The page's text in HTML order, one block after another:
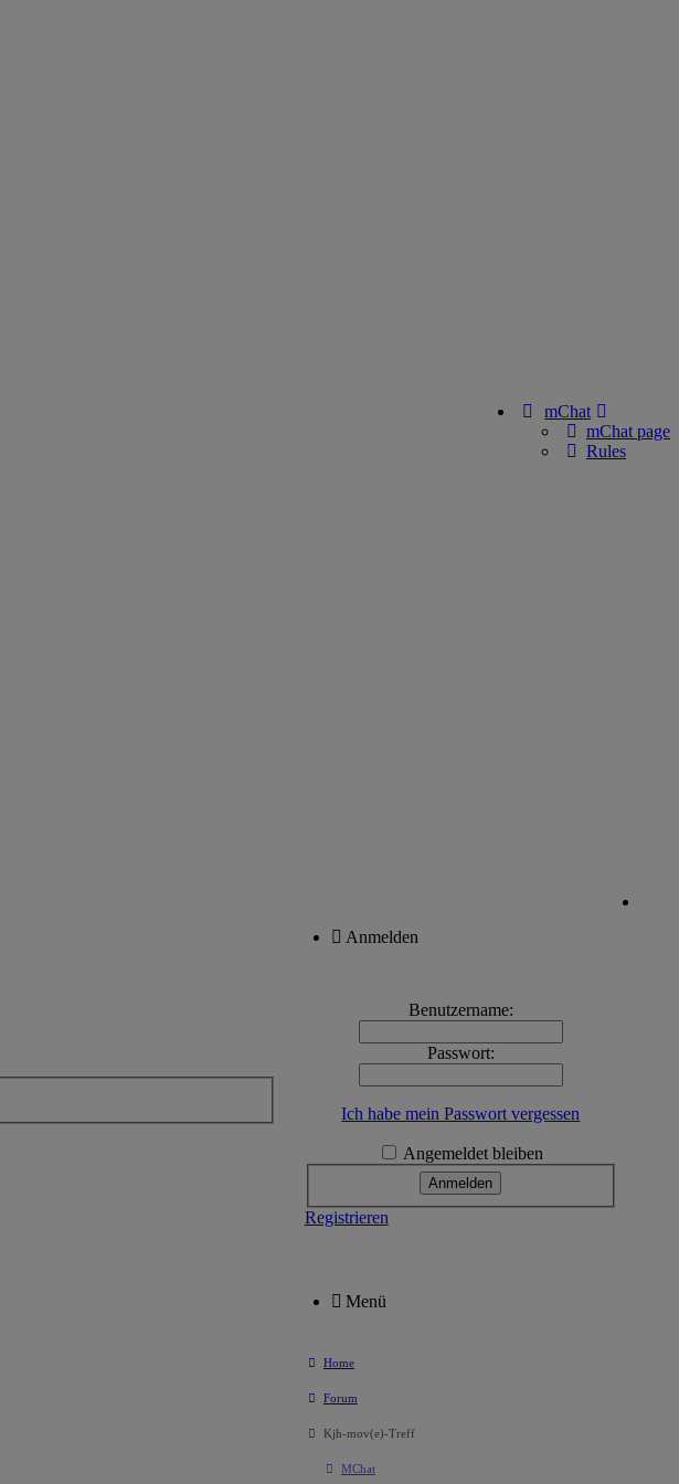
mChat
mChat page
Rules
Anmelden
Benutzername:
Passwort:
Ich habe mein Passwort vergessen
Angemeldet bleiben
Registrieren
Menü
Home
Forum
Kjh-mov(e)-Treff
MChat